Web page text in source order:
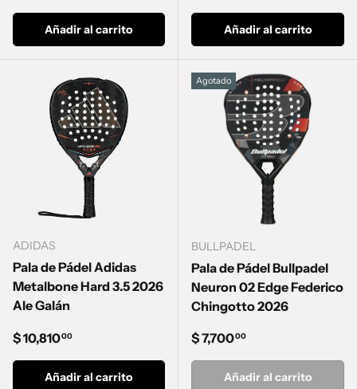
Añadir al carrito Añadir al carrito
ADIDAS
Pala de Pádel Adidas
Metalbone Hard 3.5 2026
Ale Galán
Precio normal
$ 10,81000
Añadir al carrito
Agotado
BULLPADEL
Pala de Pádel Bullpadel
Neuron 02 Edge Federico
Chingotto 2026
Precio normal
$ 7,70000
Añadir al carrito